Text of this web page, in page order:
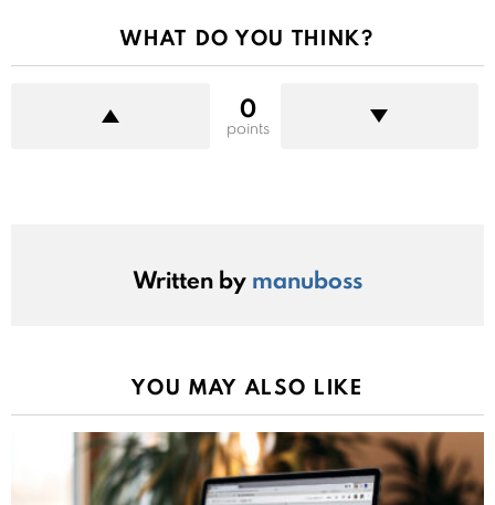
WHAT DO YOU THINK?
0
points
Written by manuboss
YOU MAY ALSO LIKE